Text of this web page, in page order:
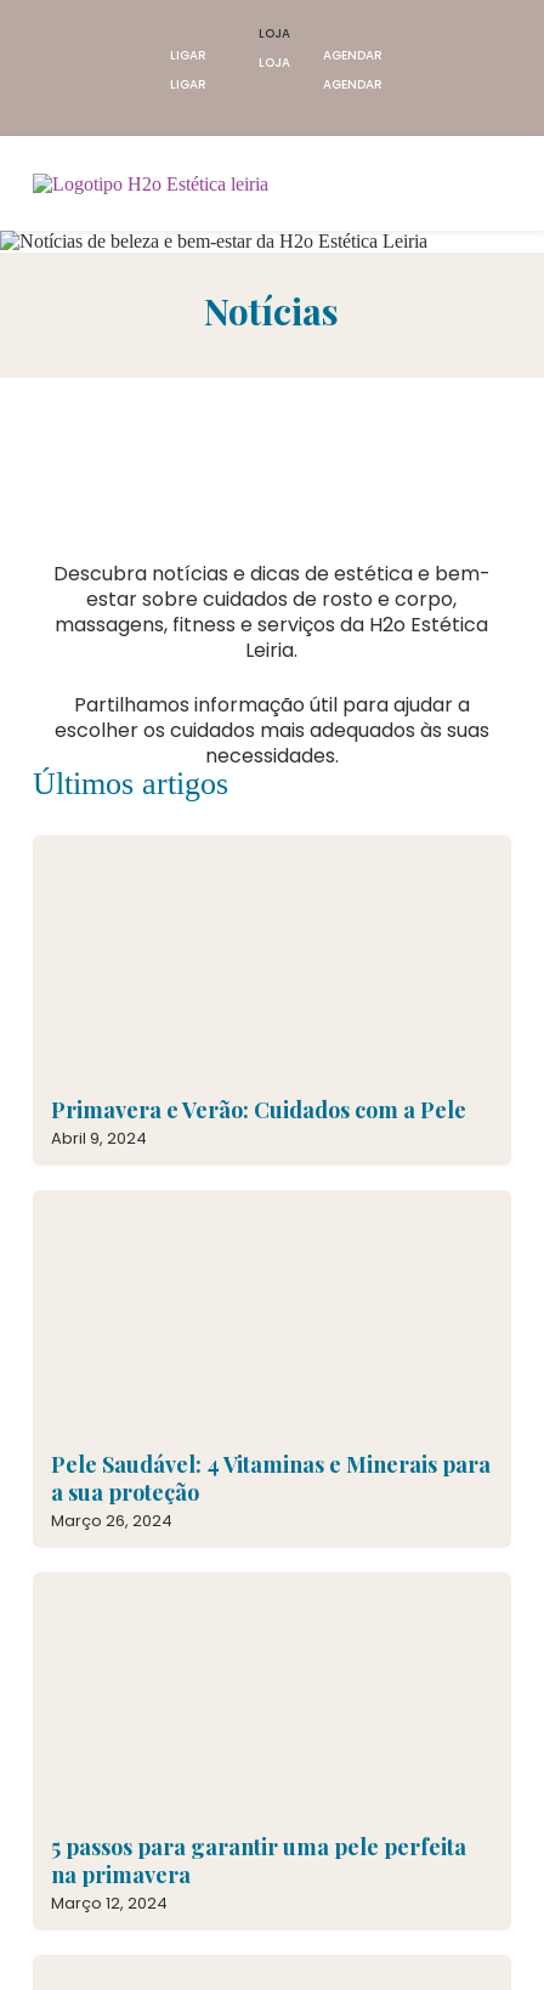
LIGAR
LIGAR
LOJA
LOJA
AGENDAR
AGENDAR
Notícias
Descubra notícias e dicas de estética e bem-
estar sobre cuidados de rosto e corpo,
massagens, fitness e serviços da H2o Estética
Leiria.
Partilhamos informação útil para ajudar a
escolher os cuidados mais adequados às suas
necessidades.
Últimos artigos
Primavera e Verão: Cuidados com a Pele
Abril 9, 2024
Pele Saudável: 4 Vitaminas e Minerais para
a sua proteção
Março 26, 2024
5 passos para garantir uma pele perfeita
na primavera
Março 12, 2024